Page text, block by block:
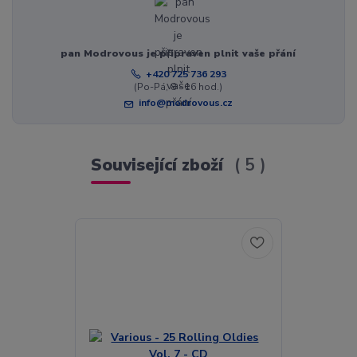
pan Modrovous je připraven plnit vaše přání
+420 725 736 293
(Po-Pá, 8 - 16 hod.)
info@modrovous.cz
Související zboží 5